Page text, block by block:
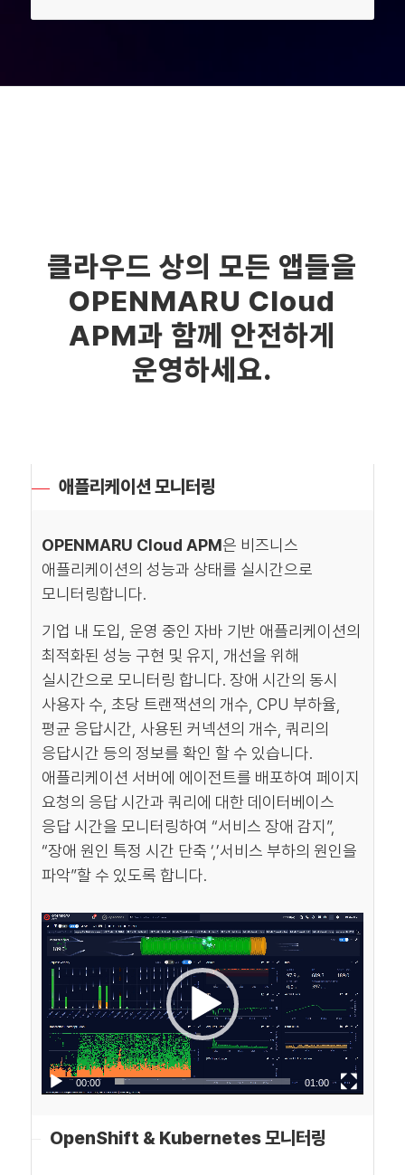
클라우드 상의 모든 앱들을
OPENMARU Cloud
APM과 함께 안전하게
운영하세요.
애플리케이션 모니터링
OPENMARU Cloud APM은 비즈니스
애플리케이션의 성능과 상태를 실시간으로
모니터링합니다.
기업 내 도입, 운영 중인 자바 기반 애플리케이션의
최적화된 성능 구현 및 유지, 개선을 위해
실시간으로 모니터링 합니다. 장애 시간의 동시
사용자 수, 초당 트랜잭션의 개수, CPU 부하율,
평균 응답시간, 사용된 커넥션의 개수, 쿼리의
응답시간 등의 정보를 확인 할 수 있습니다.
애플리케이션 서버에 에이전트를 배포하여 페이지
요청의 응답 시간과 쿼리에 대한 데이터베이스
응답 시간을 모니터링하여 “서비스 장애 감지”,
“장애 원인 특정 시간 단축 ‘,’서비스 부하의 원인을
파악”할 수 있도록 합니다.
00:00 01:00
OpenShift & Kubernetes 모니터링